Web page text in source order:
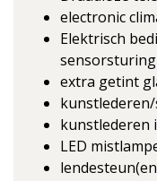
electronic
Elektrisch
sensorsturing
extra getint
kunstlederen
LED